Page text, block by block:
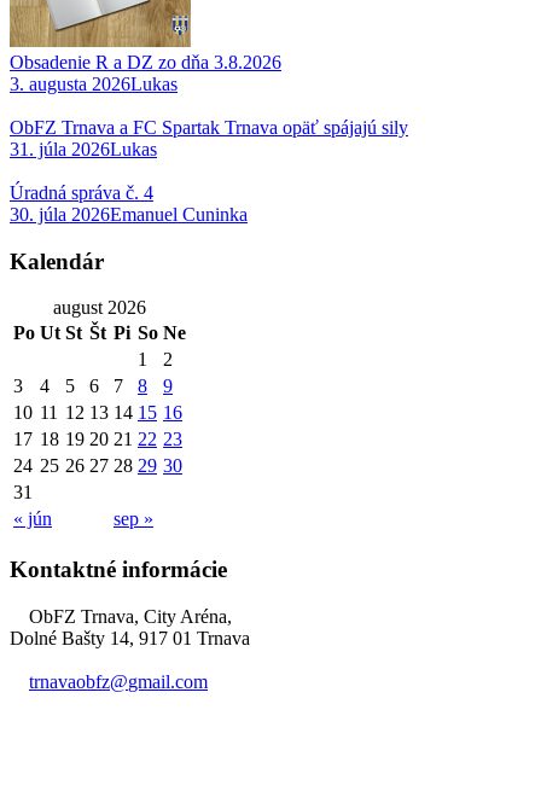
Obsadenie R a DZ zo dňa 3.8.2026
3. augusta 2026Lukas
ObFZ Trnava a FC Spartak Trnava opäť spájajú sily
31. júla 2026Lukas
Úradná správa č. 4
30. júla 2026Emanuel Cuninka
Kalendár
august 2026
Po Ut St Št Pi So Ne
« jún sep »
1
2
3
4 5 6 7 8
9
10 11 12 13 14 15 16
17 18 19 20 21 22 23
24 25 26 27 28 29 30
31
Kontaktné informácie
ObFZ Trnava, City Aréna,
Dolné Bašty 14, 917 01 Trnava
trnavaobfz@gmail.com